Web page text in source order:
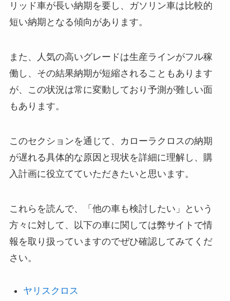
リッド車が長い納期を要し、ガソリン車は比較的
短い納期となる傾向があります。
また、人気の高いグレードは生産ラインがフル稼
働し、その結果納期が短縮されることもあります
が、この状況は常に変動しており予測が難しい面
もあります。
このセクションを通じて、カローラクロスの納期
が遅れる具体的な原因と現状を詳細に理解し、購
入計画に役立てていただきたいと思います。
これらを読んで、「他の車も検討したい」という
方々に対して、以下の車に関しては弊サイトで情
報を取り扱っていますのでぜひ確認してみてくだ
さい。
ヤリスクロス